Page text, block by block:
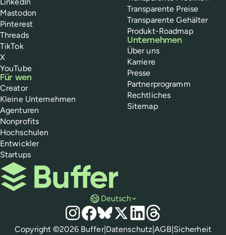
Mastodon
Pinterest
Threads
TikTok
X
YouTube
Für wen
Creator
Kleine Unternehmen
Agenturen
Nonprofits
Hochschulen
Entwickler
Startups
Transparente Preise
Transparente Gehälter
Produkt-Roadmap
Unternehmen
Über uns
Karriere
Presse
Partnerprogramm
Rechtliches
Sitemap
Buffer
Deutsch
Social Media
Instagram
Facebook
Bluesky
X LinkedIn
Threads
Richtlinien
Copyright ©2026Buffer|Datenschutz|AGB|Sicherheit